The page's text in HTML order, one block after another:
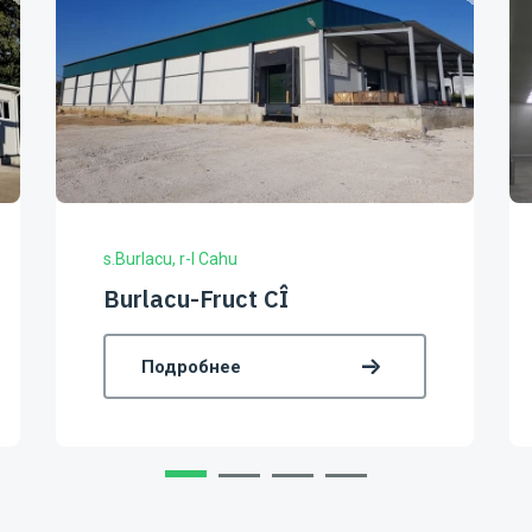
s.Acui, r-l Cantemir
Ceteronis-ST SRL
Подробнее